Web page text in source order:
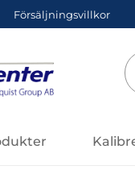
Försäljningsvillkor